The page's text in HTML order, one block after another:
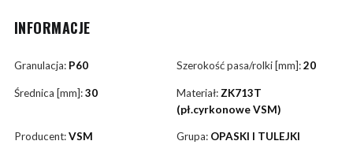
INFORMACJE
Granulacja: P60 Szerokość pasa/rolki [mm]:20
Średnica [mm]:30 Materiał: ZK713T
(pł.cyrkonowe VSM)
Producent:VSM Grupa: OPASKI I TULEJKI